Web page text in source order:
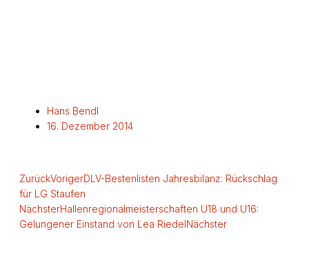
Hans Bendl
16. Dezember 2014
ZurückVorigerDLV-Bestenlisten Jahresbilanz: Rückschlag
für LG Staufen
NächsterHallenregionalmeisterschaften U18 und U16:
Gelungener Einstand von Lea Riedel Nächster